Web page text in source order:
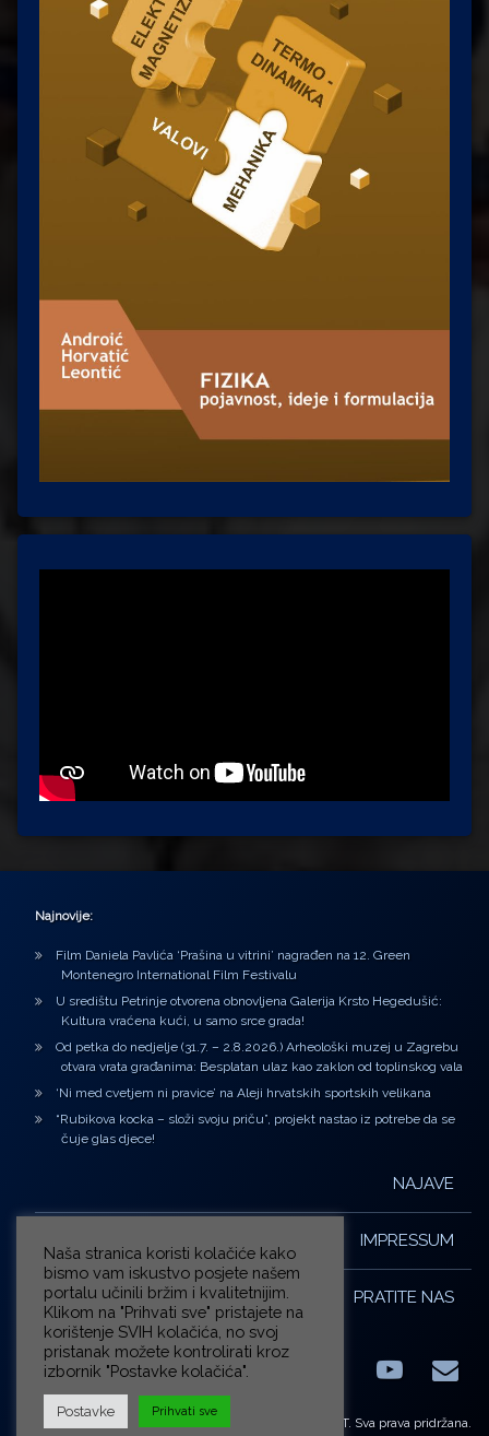
Najnovije:
Film Daniela Pavlića ‘Prašina u vitrini’ nagrađen na 12. Green
Montenegro International Film Festivalu
U središtu Petrinje otvorena obnovljena Galerija Krsto Hegedušić:
Kultura vraćena kući, u samo srce grada!
Od petka do nedjelje (31.7. – 2.8.2026.) Arheološki muzej u Zagrebu
otvara vrata građanima: Besplatan ulaz kao zaklon od toplinskog vala
‘Ni med cvetjem ni pravice’ na Aleji hrvatskih sportskih velikana
“Rubikova kocka – složi svoju priču”, projekt nastao iz potrebe da se
čuje glas djece!
NAJAVE
IMPRESSUM
PRATITE NAS
FacebookLinkedIn E-
© ZG-KULT. Sva prava pridržana.
Naša stranica koristi kolačiće kako
bismo vam iskustvo posjete našem
portalu učinili bržim i kvalitetnijim.
Klikom na "Prihvati sve" pristajete na
korištenje SVIH kolačića, no svoj
pristanak možete kontrolirati kroz
izbornik "Postavke kolačića".
Postavke Prihvati sve